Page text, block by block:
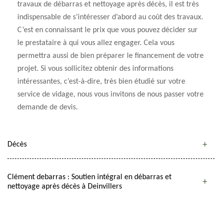
travaux de débarras et nettoyage après décès, il est très
indispensable de s’intéresser d’abord au coût des travaux.
C’est en connaissant le prix que vous pouvez décider sur
le prestataire à qui vous allez engager. Cela vous
permettra aussi de bien préparer le financement de votre
projet. Si vous sollicitez obtenir des informations
intéressantes, c’est-à-dire, très bien étudié sur votre
service de vidage, nous vous invitons de nous passer votre
demande de devis.
Décès
Clément debarras : Soutien intégral en débarras et
nettoyage après décès à Deinvillers